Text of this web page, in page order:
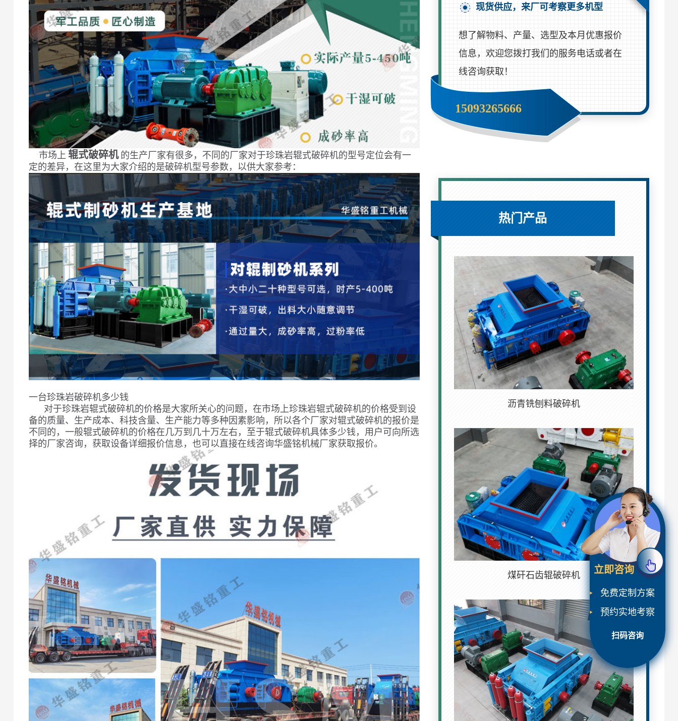
市场上 辊式破碎机 的生产厂家有很多，不同的厂家对于珍珠岩辊式破碎机的型号定位会有一
定的差异，在这里为大家介绍的是破碎机型号参数，以供大家参考：
一台珍珠岩破碎机多少钱
对于珍珠岩辊式破碎机的价格是大家所关心的问题，在市场上珍珠岩辊式破碎机的价格受到设
备的质量、生产成本、科技含量、生产能力等多种因素影响，所以各个厂家对辊式破碎机的报价是
不同的，一般辊式破碎机的价格在几万到几十万左右，至于辊式破碎机具体多少钱，用户可向所选
择的厂家咨询，获取设备详细报价信息，也可以直接在线咨询华盛铭机械厂家获取报价。
现货供应，来厂可考察更多机型
想了解物料、产量、选型及本月优惠报价
信息，欢迎您拨打我们的服务电话或者在
线咨询获取！
15093265666
热门产品
沥青铣刨料破碎机
煤矸石齿辊破碎机
立即咨询
免费定制方案
预约实地考察
扫码咨询